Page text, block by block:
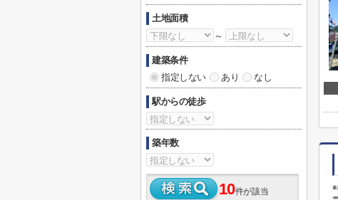
土地面積
～
建築条件
指定しない
あり なし
駅からの徒歩
築年数
10件が該当